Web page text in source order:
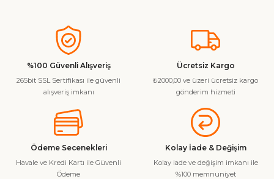
konularda yetersiz gördüğünüz noktaları öneri formunu
kullanarak tarafımıza iletebilirsiniz.
Görüş ve önerileriniz için teşekkür ederiz.
Ürün resmi kalitesiz, bozuk veya görüntülenemiyor.
Ürün bilgilerinde hatalar bulunuyor.
Ürün fiyatı diğer sitelerden daha pahalı.
%100 Güvenli Alışveriş
265bit SSL Sertifikası ile güvenli
alışveriş imkanı
Ücretsiz Kargo
₺2000,00 ve üzeri ücretsiz kargo
gönderim hizmeti
Ödeme Secenekleri
Havale ve Kredi Kartı ile Güvenli
Ödeme
Kolay İade & Değişim
Kolay iade ve değişim imkanı ile
%100 memnuniyet